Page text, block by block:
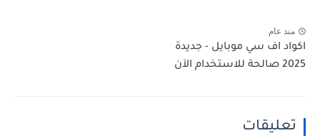
منذ عام
اكواد اف سي موبايل - جديدة
2025 صالحة للاستخدام الآن
تعليقات